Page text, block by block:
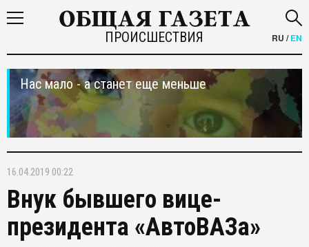
ПРОИСШЕСТВИЯ RU /EN
Нас мало - а станет еще меньше
16.04.2019 00:22
Внук бывшего вице-
президента «АвтоВАЗа»